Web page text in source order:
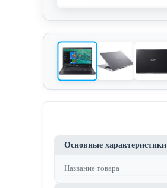
Основные характеристики
Название товара